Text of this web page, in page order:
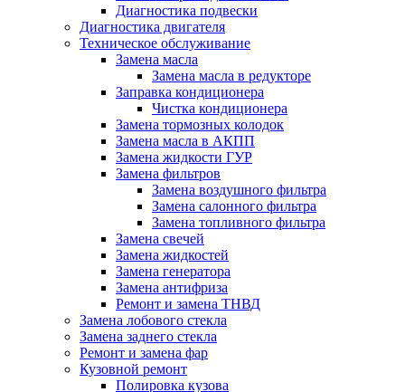
Диагностика подвески
Диагностика двигателя
Техническое обслуживание
Замена масла
Замена масла в редукторе
Заправка кондиционера
Чистка кондиционера
Замена тормозных колодок
Замена масла в АКПП
Замена жидкости ГУР
Замена фильтров
Замена воздушного фильтра
Замена салонного фильтра
Замена топливного фильтра
Замена свечей
Замена жидкостей
Замена генератора
Замена антифриза
Ремонт и замена ТНВД
Замена лобового стекла
Замена заднего стекла
Ремонт и замена фар
Кузовной ремонт
Полировка кузова